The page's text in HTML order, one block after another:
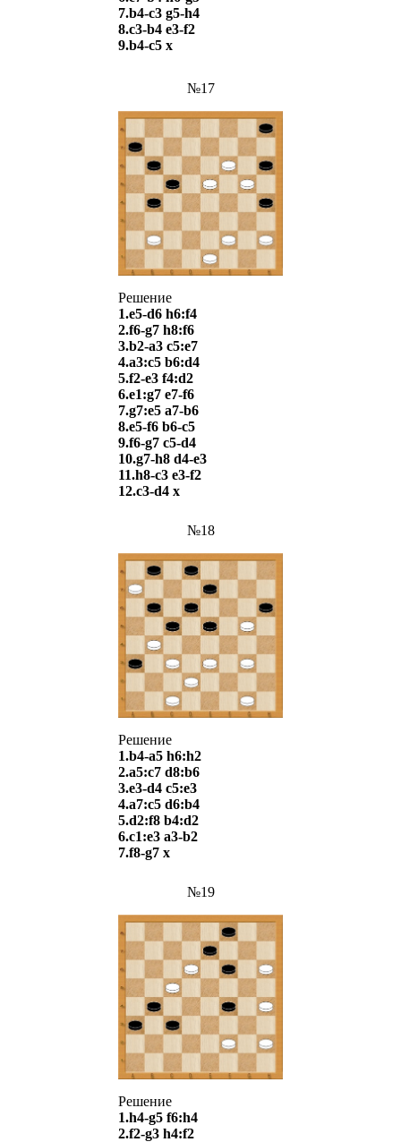
7.b4-c3 g5-h4
8.c3-b4 e3-f2
9.b4-c5 х
№17
Решение
1.e5-d6 h6:f4
2.f6-g7 h8:f6
3.b2-a3 c5:e7
4.a3:c5 b6:d4
5.f2-e3 f4:d2
6.e1:g7 e7-f6
7.g7:e5 a7-b6
8.e5-f6 b6-c5
9.f6-g7 c5-d4
10.g7-h8 d4-e3
11.h8-c3 e3-f2
12.c3-d4 х
№18
Решение
1.b4-a5 h6:h2
2.a5:c7 d8:b6
3.e3-d4 c5:e3
4.a7:c5 d6:b4
5.d2:f8 b4:d2
6.c1:e3 a3-b2
7.f8-g7 х
№19
Решение
1.h4-g5 f6:h4
2.f2-g3 h4:f2